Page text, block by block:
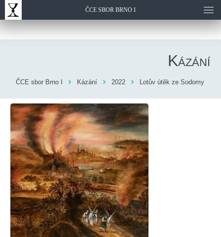
ČCE SBOR BRNO I
Kázání
ČCE sbor Brno I Kázání 2022 Lotův útěk ze Sodomy